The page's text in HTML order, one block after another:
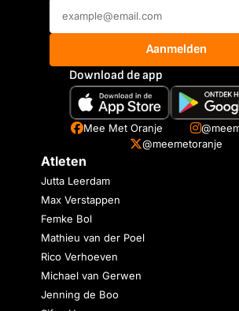
Aanmelden
Download de app
Mee Met Oranje
@meemetoranje
Atleten
Jutta Leerdam
Max Verstappen
Femke Bol
Mathieu van der Poel
Rico Verhoeven
Michael van Gerwen
Jenning de Boo